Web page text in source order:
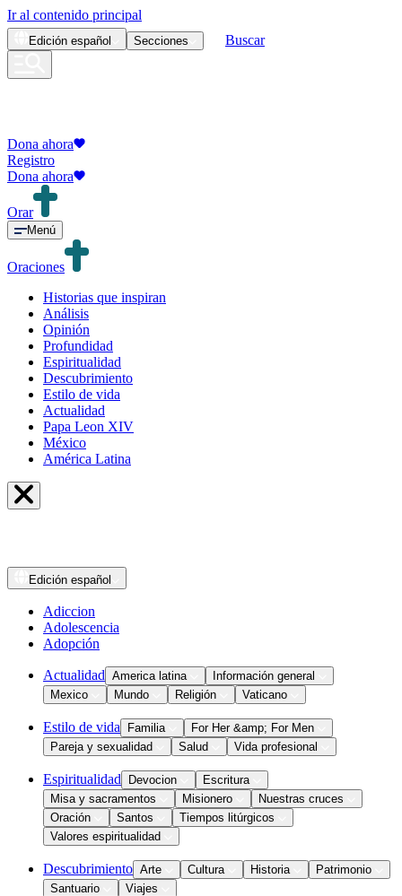
Ir al contenido principal
Edición español Secciones Buscar
Dona ahora
Registro
Dona ahora
Orar
Menú
Oraciones
Historias que inspiran
Análisis
Opinión
Profundidad
Espiritualidad
Descubrimiento
Estilo de vida
Actualidad
Papa Leon XIV
México
América Latina
Edición español
Adiccion
Adolescencia
Adopción
Actualidad America latina
Información general
Mexico
Mundo Religión Vaticano
Estilo de vida Familia
For Her &amp; For Men
Pareja y sexualidad
Salud Vida profesional
Espiritualidad Devocion
Escritura
Misa y sacramentos
Misionero
Nuestras cruces
Oración
Santos
Tiempos litúrgicos
Valores espiritualidad
Descubrimiento Arte Cultura Historia
Patrimonio
Santuario
Viajes